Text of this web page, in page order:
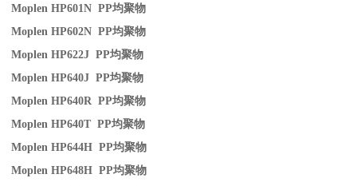
Moplen HP601N PP均聚物
Moplen HP602N PP均聚物
Moplen HP622J PP均聚物
Moplen HP640J PP均聚物
Moplen HP640R PP均聚物
Moplen HP640T PP均聚物
Moplen HP644H PP均聚物
Moplen HP648H PP均聚物